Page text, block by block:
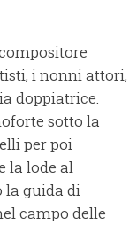
i nonni attori,
doppiatrice.
sotto la
per poi
la lode al
la guida di
campo delle